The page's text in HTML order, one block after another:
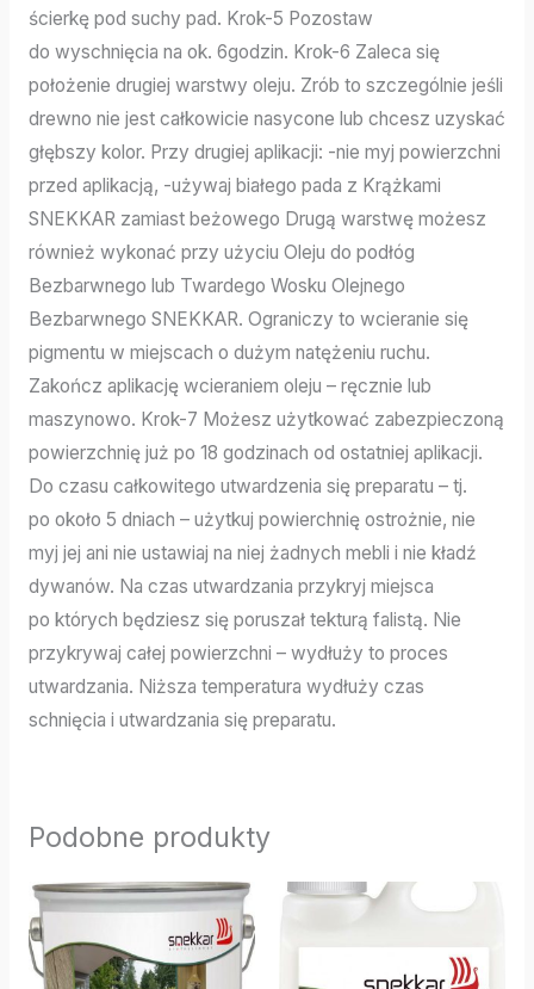
ścierkę pod suchy pad. Krok-5 Pozostaw
do wyschnięcia na ok. 6godzin. Krok-6 Zaleca się
położenie drugiej warstwy oleju. Zrób to szczególnie jeśli
drewno nie jest całkowicie nasycone lub chcesz uzyskać
głębszy kolor. Przy drugiej aplikacji: -nie myj powierzchni
przed aplikacją, -używaj białego pada z Krążkami
SNEKKAR zamiast beżowego Drugą warstwę możesz
również wykonać przy użyciu Oleju do podłóg
Bezbarwnego lub Twardego Wosku Olejnego
Bezbarwnego SNEKKAR. Ograniczy to wcieranie się
pigmentu w miejscach o dużym natężeniu ruchu.
Zakończ aplikację wcieraniem oleju – ręcznie lub
maszynowo. Krok-7 Możesz użytkować zabezpieczoną
powierzchnię już po 18 godzinach od ostatniej aplikacji.
Do czasu całkowitego utwardzenia się preparatu – tj.
po około 5 dniach – użytkuj powierchnię ostrożnie, nie
myj jej ani nie ustawiaj na niej żadnych mebli i nie kładź
dywanów. Na czas utwardzania przykryj miejsca
po których będziesz się poruszał tekturą falistą. Nie
przykrywaj całej powierzchni – wydłuży to proces
utwardzania. Niższa temperatura wydłuży czas
schnięcia i utwardzania się preparatu.
Podobne produkty